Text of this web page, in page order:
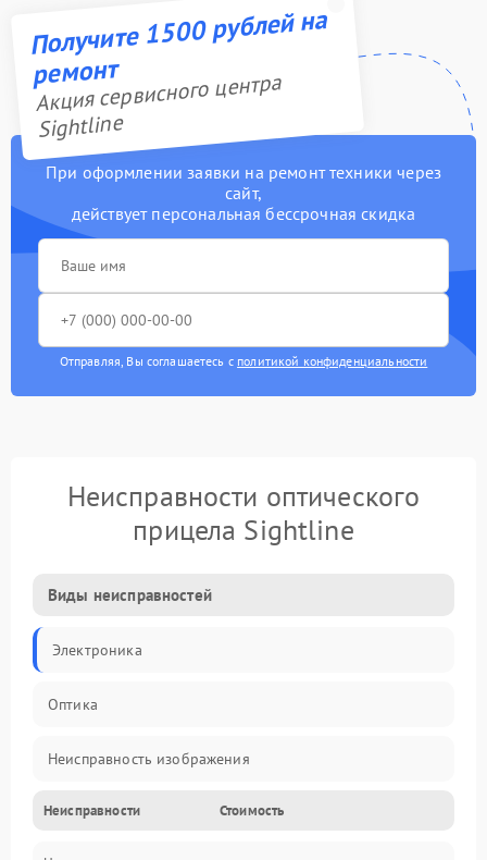
Получите 1500 рублей на
ремонт
Акция сервисного центра
Sightline
При оформлении заявки на ремонт техники через
сайт,
действует персональная бессрочная скидка
Отправляя, Вы соглашаетесь с политикой конфиденциальности
Неисправности оптического
прицела Sightline
Виды неисправностей
Электроника
Оптика
Неисправность изображения
Механические повреждения
Неисправности Стоимость